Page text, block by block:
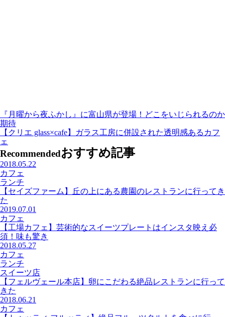
『月曜から夜ふかし』に富山県が登場！どこをいじられるのか
期待
【クリエ glass×cafe】ガラス工房に併設された透明感あるカフ
ェ
Recommendedおすすめ記事
2018.05.22
カフェ
ランチ
【セイズファーム】丘の上にある農園のレストランに行ってき
た
2019.07.01
カフェ
【工場カフェ】芸術的なスイーツプレートはインスタ映え必
須！味も驚き
2018.05.27
カフェ
ランチ
スイーツ店
【フェルヴェール本店】卵にこだわる絶品レストランに行って
きた
2018.06.21
カフェ